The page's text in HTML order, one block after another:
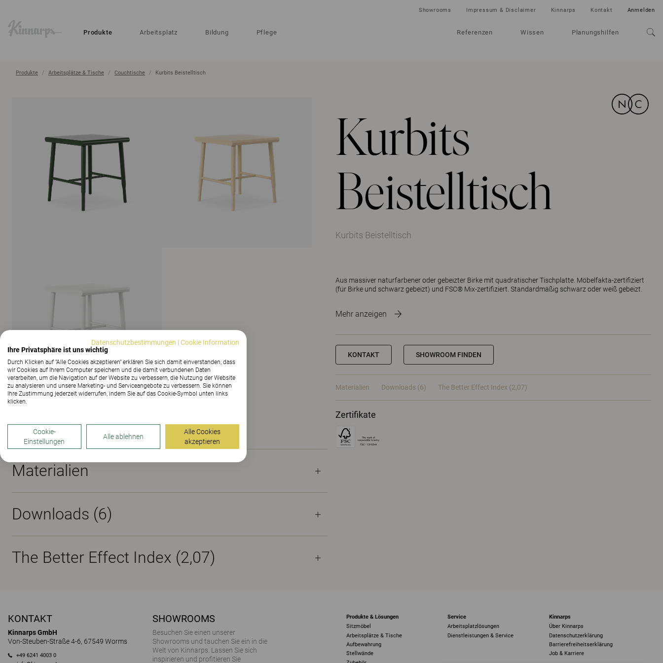
Produkte Arbeitsplatz Bildung Pflege Referenzen Wissen Planungshilfen
Showrooms Impressum & Disclaimer Kinnarps Kontakt Anmelden
Produkte Arbeitsplätze & Tische Couchtische Kurbits Beistelltisch
Kurbits
Beistelltisch
Kurbits Beistelltisch
Aus massiver naturfarbener oder gebeizter Birke mit quadratischer Tischplatte. Möbelfakta-zertifiziert
(für Birke und schwarz gebeizt) und FSC® Mix-zertifiziert. Standardmäßig schwarz oder weiß gebeizt.
Mehr anzeigen
KONTAKT SHOWROOM FINDEN
Materialien Downloads (6) The Better Effect Index (2,07)
Zertifikate
Materialien
Downloads (6)
The Better Effect Index (2,07)
KONTAKT
Kinnarps GmbH
Von-Steuben-Straße 4-6, 67549 Worms
+49 6241 4003 0
SHOWROOMS
Besuchen Sie einen unserer
Showrooms und tauchen Sie ein in die
Welt von Kinnarps. Lassen Sie sich
inspirieren und profitieren Sie
Produkte & Lösungen
Sitzmöbel
Arbeitsplätze & Tische
Aufbewahrung
Stellwände
Service
Arbeitsplatzlösungen
Dienstleistungen & Service
Kinnarps
Über Kinnarps
Datenschutzerklärung
Barrierefreiheits­erklärung
Job & Karriere
Datenschutzbestimmungen |Cookie Information
Ihre Privatsphäre ist uns wichtig
Durch Klicken auf "Alle Cookies akzeptieren" erklären Sie sich damit einverstanden, dass
wir Cookies auf Ihrem Computer speichern und die damit verbundenen Daten
verarbeiten, um die Navigation auf der Website zu verbessern, die Nutzung der Website
zu analysieren und unsere Marketing- und Serviceangebote zu verbessern. Sie können
Ihre Zustimmung jederzeit widerrufen, indem Sie auf das Cookie-Symbol unten links
klicken.
Cookie-
Einstellungen
Alle ablehnen
Alle Cookies
akzeptieren